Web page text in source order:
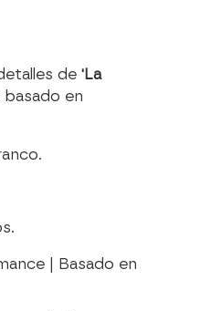
de 'La
basado en
| Basado en